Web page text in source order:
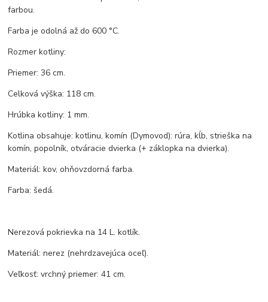
farbou.
Farba je odolná až do 600 °C.
Rozmer kotliny:
Priemer: 36 cm.
Celková výška: 118 cm.
Hrúbka kotliny: 1 mm.
Kotlina obsahuje: kotlinu, komín (Dymovod): rúra, kĺb, strieška na
komín, popolník, otváracie dvierka (+ záklopka na dvierka).
Materiál: kov, ohňovzdorná farba.
Farba: šedá.
Nerezová pokrievka na 14 L. kotlík.
Materiál: nerez (nehrdzavejúca oceľ).
Veľkosť: vrchný priemer: 41 cm.